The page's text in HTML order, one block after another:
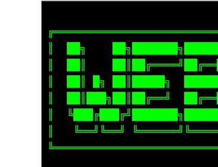
║  ██╗
║  ██║
║  ██║ █╗ ██║█████╗
║  ██║███╗██║██╔══╝
║
║   ╚══╝╚══╝